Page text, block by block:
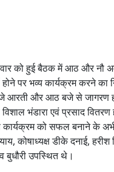
को हुई बैठक में आठ और नौ
होने पर भव्य कार्यक्रम करने
आरती और आठ बजे से जागरण
भंडारा एवं प्रसाद
कार्यक्रम को सफल बनाने के
कोषाध्यक्ष डीके दनाई,
बुधौरी उपस्थित थे।